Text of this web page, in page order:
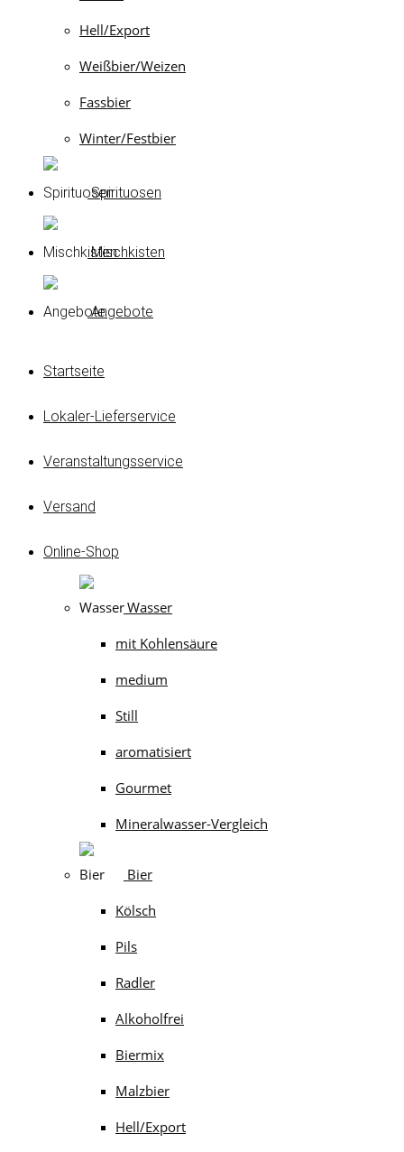
Hell/Export
Weißbier/Weizen
Fassbier
Winter/Festbier
Spirituosen
Mischkisten
Angebote
Startseite
Lokaler-Lieferservice
Veranstaltungsservice
Versand
Online-Shop
Wasser
mit Kohlensäure
medium
Still
aromatisiert
Gourmet
Mineralwasser-Vergleich
Bier
Kölsch
Pils
Radler
Alkoholfrei
Biermix
Malzbier
Hell/Export